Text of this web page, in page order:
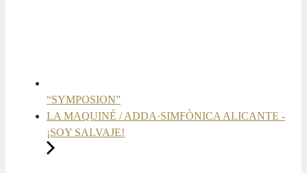
“SYMPOSION”
LA MAQUINÉ / ADDA·SIMFÒNICA ALICANTE -
¡SOY SALVAJE!